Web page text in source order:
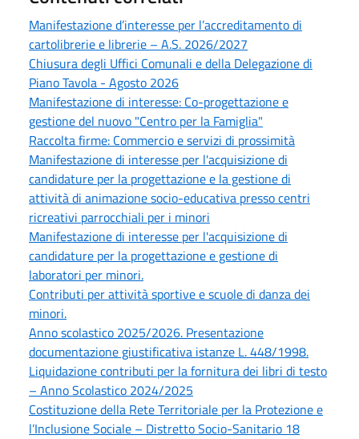
Manifestazione d’interesse per l’accreditamento di
cartolibrerie e librerie – A.S. 2026/2027
Chiusura degli Uffici Comunali e della Delegazione di
Piano Tavola - Agosto 2026
Manifestazione di interesse: Co-progettazione e
gestione del nuovo "Centro per la Famiglia"
Raccolta firme: Commercio e servizi di prossimità
Manifestazione di interesse per l'acquisizione di
candidature per la progettazione e la gestione di
attività di animazione socio-educativa presso centri
ricreativi parrocchiali per i minori
Manifestazione di interesse per l'acquisizione di
candidature per la progettazione e gestione di
laboratori per minori.
Contributi per attività sportive e scuole di danza dei
minori.
Anno scolastico 2025/2026. Presentazione
documentazione giustificativa istanze L. 448/1998.
Liquidazione contributi per la fornitura dei libri di testo
– Anno Scolastico 2024/2025
Costituzione della Rete Territoriale per la Protezione e
l’Inclusione Sociale – Distretto Socio-Sanitario 18